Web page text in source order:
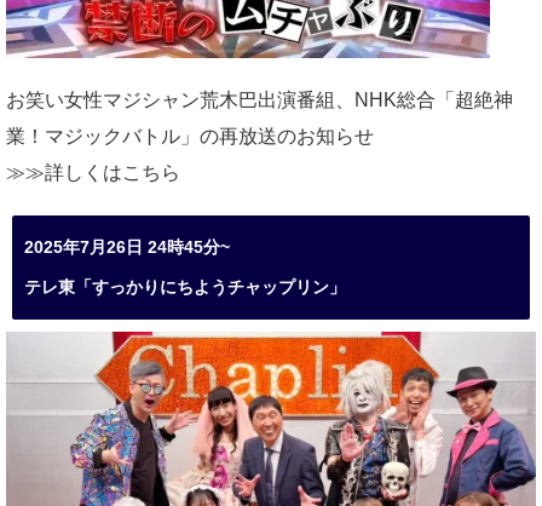
お笑い女性マジシャン荒木巴出演番組、
NHK総合「超絶神
業！マジックバトル」の再放送のお知らせ
≫≫詳しくはこちら
2025年7月26日 24時45分~
テレ東「すっかりにちようチャップリン」